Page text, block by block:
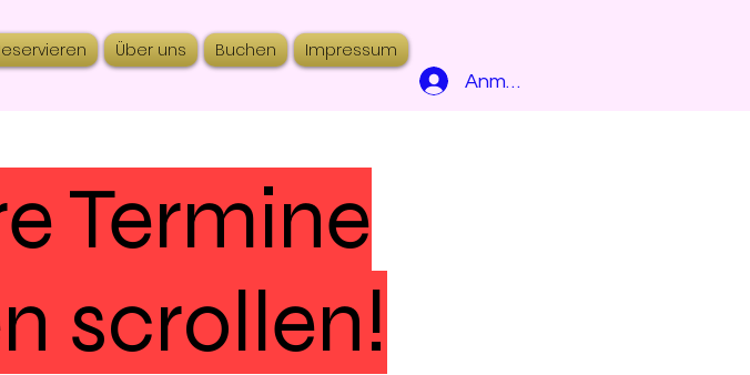
Über uns Buchen Impressum
Anmelden
Termine
scrollen!